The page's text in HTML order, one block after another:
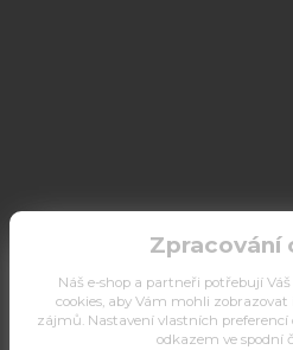
Zpracování
Náš e-shop a partneři potřebují Váš
cookies, aby Vám mohli
zájmů. Nastavení vlastních
odkazem ve spodní